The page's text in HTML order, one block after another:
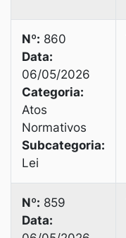
Nº: 860
Data:
06/05/2026
Categoria:
Atos
Normativos
Subcategoria:
Lei
Nº: 859
Data: